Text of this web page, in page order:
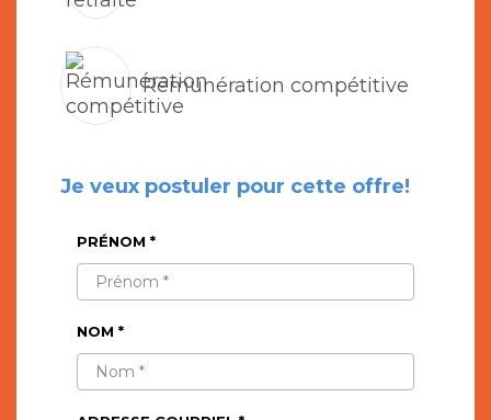
Rémunération compétitive
Je veux postuler pour cette offre!
PRÉNOM *
NOM *